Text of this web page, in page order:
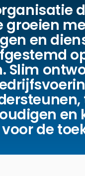
groeien
en
Slim
en
de